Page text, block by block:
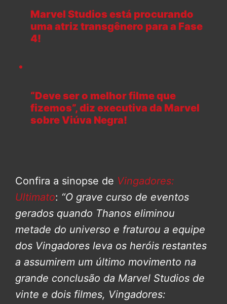
Marvel Studios está procurando
uma atriz transgênero para a Fase
4!
“Deve ser o melhor filme que
fizemos”, diz executiva da Marvel
sobre Viúva Negra!
Confira a sinopse de Vingadores:
Ultimato: “O grave curso de eventos
gerados quando Thanos eliminou
metade do universo e fraturou a equipe
dos Vingadores leva os heróis restantes
a assumirem um último movimento na
grande conclusão da Marvel Studios de
vinte e dois filmes, Vingadores: